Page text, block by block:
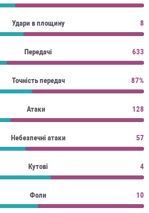
Удари в площину 8
Передачі 633
Точність передач 87%
Атаки 128
Небезпечні атаки 57
Кутові 4
Фоли 10